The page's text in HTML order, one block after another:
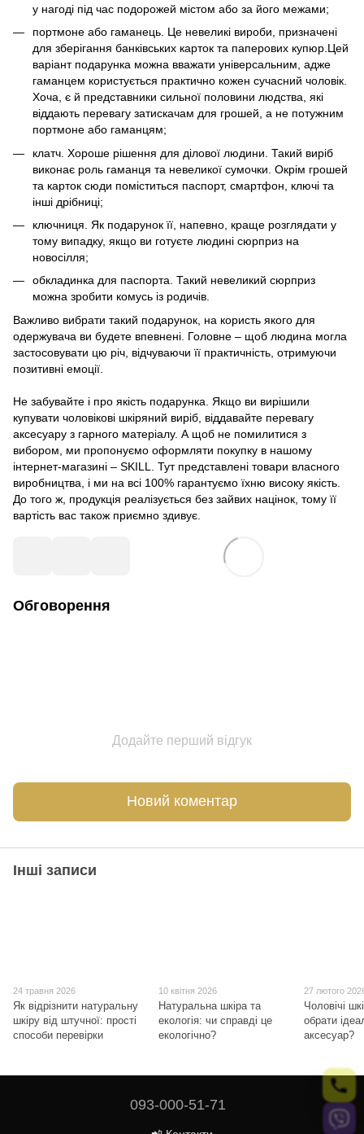
у нагоді під час подорожей містом або за його межами;
портмоне або гаманець. Це невеликі вироби, призначені
для зберігання банківських карток та паперових купюр.Цей
варіант подарунка можна вважати універсальним, адже
гаманцем користується практично кожен сучасний чоловік.
Хоча, є й представники сильної половини людства, які
віддають перевагу затискачам для грошей, а не потужним
портмоне або гаманцям;
клатч. Хороше рішення для ділової людини. Такий виріб
виконає роль гаманця та невеликої сумочки. Окрім грошей
та карток сюди поміститься паспорт, смартфон, ключі та
інші дрібниці;
ключниця. Як подарунок її, напевно, краще розглядати у
тому випадку, якщо ви готуєте людині сюрприз на
новосілля;
обкладинка для паспорта. Такий невеликий сюрприз
можна зробити комусь із родичів.
Важливо вибрати такий подарунок, на користь якого для
одержувача ви будете впевнені. Головне – щоб людина могла
застосовувати цю річ, відчуваючи її практичність, отримуючи
позитивні емоції.
Не забувайте і про якість подарунка. Якщо ви вирішили
купувати чоловікові шкіряний виріб, віддавайте перевагу
аксесуару з гарного матеріалу. А щоб не помилитися з
вибором, ми пропонуємо оформляти покупку в нашому
інтернет-магазині – SKILL. Тут представлені товари власного
виробництва, і ми на всі 100% гарантуємо їхню високу якість.
До того ж, продукція реалізується без зайвих націнок, тому її
вартість вас також приємно здивує.
Обговорення
Додайте перший відгук
Новий коментар
Інші записи
24 травня 2026
Як відрізнити натуральну
шкіру від штучної: прості
способи перевірки
10 квітня 2026
Натуральна шкіра та
екологія: чи справді це
екологічно?
27 лютого
Чоловічі
обрати
аксесуар?
093-000-51-71